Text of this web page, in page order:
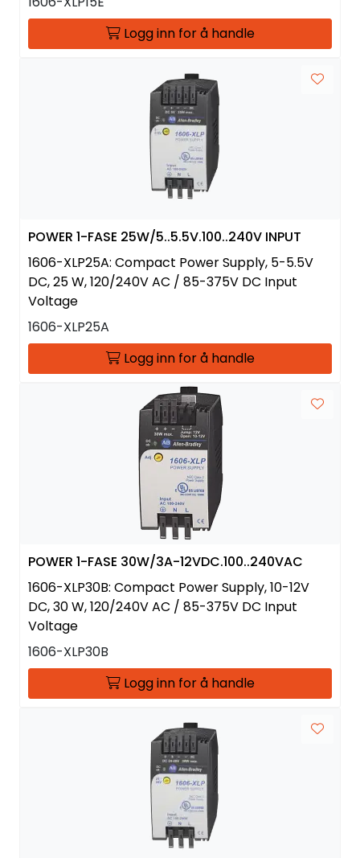
Logg inn for å handle
POWER 1-FASE 25W/5..5.5V.100..240V INPUT
1606-XLP25A: Compact Power Supply, 5-5.5V
DC, 25 W, 120/240V AC / 85-375V DC Input
Voltage
1606-XLP25A
Logg inn for å handle
POWER 1-FASE 30W/3A-12VDC.100..240VAC
1606-XLP30B: Compact Power Supply, 10-12V
DC, 30 W, 120/240V AC / 85-375V DC Input
Voltage
1606-XLP30B
Logg inn for å handle